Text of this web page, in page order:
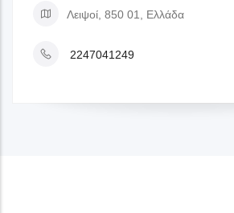
Λειψοί, 850 01, Ελλάδα
2247041249